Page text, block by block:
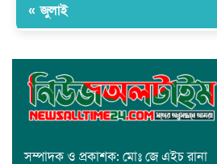
« জুলাই
সম্পাদক ও প্রকাশক: মোঃ জে এইচ রানা